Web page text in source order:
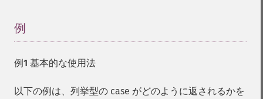
例
例1 基本的な使用法
以下の例は、列挙型の case がどのように返されるかを